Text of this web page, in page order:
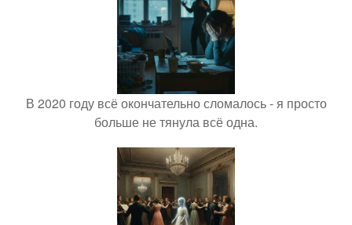
В 2020 году всё окончательно сломалось - я просто
больше не тянула всё одна.